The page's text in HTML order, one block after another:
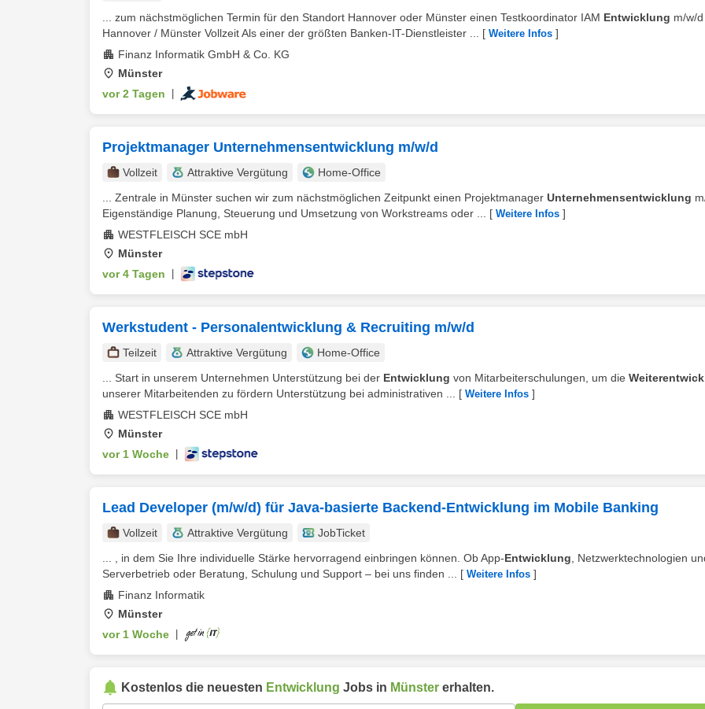
... zum nächstmöglichen Termin für den Standort Hannover oder Münster einen Testkoordinator IAM Entwicklung m/w/d
Hannover / Münster Vollzeit Als einer der größten Banken-IT-Dienstleister ...
[ Weitere Infos ]
Finanz Informatik GmbH & Co. KG
Münster
vor 2 Tagen
Projektmanager Unternehmensentwicklung m/w/d
Vollzeit Attraktive Vergütung
Home-Office
... Zentrale in Münster suchen wir zum nächstmöglichen Zeitpunkt einen Projektmanager Unternehmensentwicklung
Eigenständige Planung, Steuerung und Umsetzung von Workstreams oder ...
[ Weitere Infos ]
WESTFLEISCH SCE mbH
Münster
vor 4 Tagen
Werkstudent - Personalentwicklung & Recruiting m/w/d
Teilzeit Attraktive Vergütung
Home-Office
... Start in unserem Unternehmen Unterstützung bei der Entwicklung von Mitarbeiterschulungen, um die
unserer Mitarbeitenden zu fördern Unterstützung bei administrativen ...
[ Weitere Infos ]
WESTFLEISCH SCE mbH
Münster
vor 1 Woche
Lead Developer (m/w/d) für Java-basierte Backend-Entwicklung im Mobile Banking
Vollzeit Attraktive Vergütung
JobTicket
... , in dem Sie Ihre individuelle Stärke hervorragend einbringen können. Ob App-Entwicklung , Netzwerktechnologien
Serverbetrieb oder Beratung, Schulung und Support – bei uns finden ...
[ Weitere Infos ]
Finanz Informatik
Münster
vor 1 Woche
Kostenlos die neuesten Entwicklung Jobs in Münster erhalten.